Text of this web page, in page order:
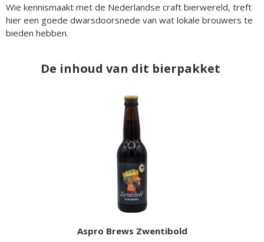
Wie kennismaakt met de Nederlandse craft bierwereld, treft
hier een goede dwarsdoorsnede van wat lokale brouwers te
bieden hebben.
De inhoud van dit bierpakket
Aspro Brews Zwentibold